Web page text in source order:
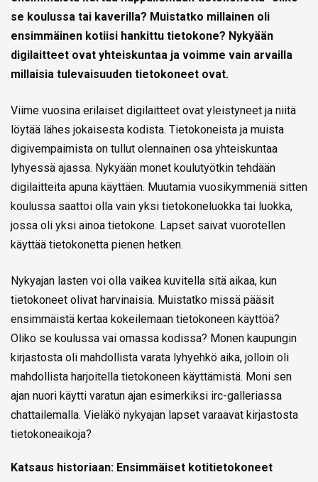
se koulussa tai kaverilla? Muistatko millainen oli
ensimmäinen kotiisi hankittu tietokone? Nykyään
digilaitteet ovat yhteiskuntaa ja voimme vain arvailla
millaisia tulevaisuuden tietokoneet ovat.
Viime vuosina erilaiset digilaitteet ovat yleistyneet ja niitä
löytää lähes jokaisesta kodista. Tietokoneista ja muista
digivempaimista on tullut olennainen osa yhteiskuntaa
lyhyessä ajassa. Nykyään monet koulutyötkin tehdään
digilaitteita apuna käyttäen. Muutamia vuosikymmeniä sitten
koulussa saattoi olla vain yksi tietokoneluokka tai luokka,
jossa oli yksi ainoa tietokone. Lapset saivat vuorotellen
käyttää tietokonetta pienen hetken.
Nykyajan lasten voi olla vaikea kuvitella sitä aikaa, kun
tietokoneet olivat harvinaisia. Muistatko missä pääsit
ensimmäistä kertaa kokeilemaan tietokoneen käyttöä?
Oliko se koulussa vai omassa kodissa? Monen kaupungin
kirjastosta oli mahdollista varata lyhyehkö aika, jolloin oli
mahdollista harjoitella tietokoneen käyttämistä. Moni sen
ajan nuori käytti varatun ajan esimerkiksi irc-galleriassa
chattailemalla. Vieläkö nykyajan lapset varaavat kirjastosta
tietokoneaikoja?
Katsaus historiaan: Ensimmäiset kotitietokoneet